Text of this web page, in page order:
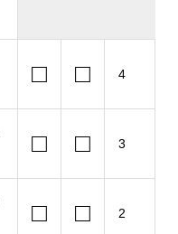
□ □ 4
□ □ 3
□ □ 2